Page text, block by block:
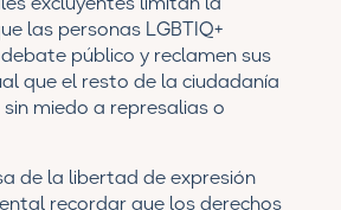
las personas LGBTIQ+
público y reclamen sus
que el resto de la ciudadanía
miedo a represalias o
de la libertad de expresión
recordar que los derechos